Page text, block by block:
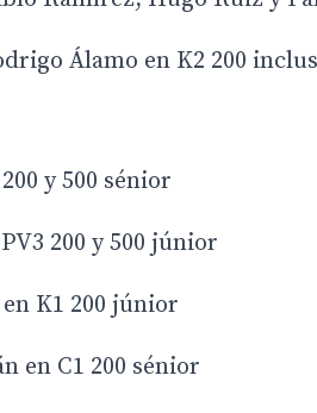
Álamo en K2 200
y 500 sénior
200 y 500 júnior
K1 200 júnior
en C1 200 sénior